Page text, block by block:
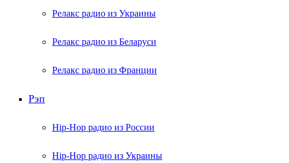
Релакс радио из Украины
Релакс радио из Беларуси
Релакс радио из Франции
Рэп
Hip-Hop радио из России
Hip-Hop радио из Украины